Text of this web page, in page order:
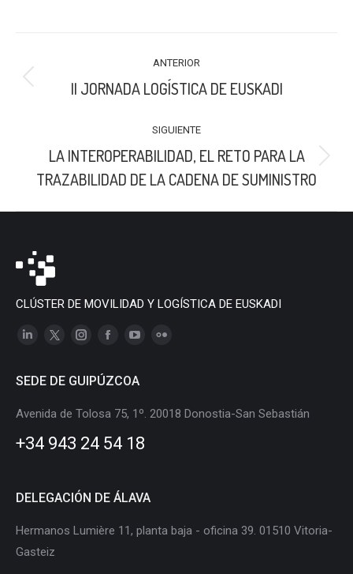
ENTRE
PUBLICACIONES
ANTERIOR
Publicación
II JORNADA LOGÍSTICA DE EUSKADI
SIGUIENTE
Publicación
siguiente:
LA INTEROPERABILIDAD, EL RETO PARA LA
TRAZABILIDAD DE LA CADENA DE SUMINISTRO
CLÚSTER DE MOVILIDAD Y LOGÍSTICA DE EUSKADI
Linkedin
opens
window
X
opens
window
Instagram
opens
in
window
opens
in
window
opens
in
window
in
SEDE DE GUIPÚZCOA
Avenida de Tolosa 75, 1º. 20018 Donostia-San Sebastián
+34 943 24 54 18
DELEGACIÓN DE ÁLAVA
Hermanos Lumière 11, planta baja - oficina 39. 01510 Vitoria-
Gasteiz